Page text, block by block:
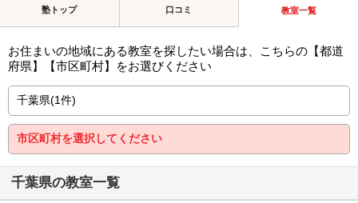
塾トップ 口コミ 教室一覧
お住まいの地域にある教室を探したい場合は、こちらの【都道
府県】【市区町村】をお選びください
千葉県の教室一覧